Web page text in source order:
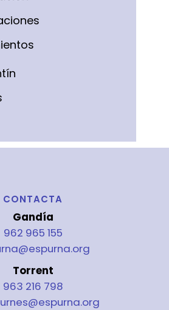
CONTACTA
Gandía
962 965 155
Torrent
963 216 798